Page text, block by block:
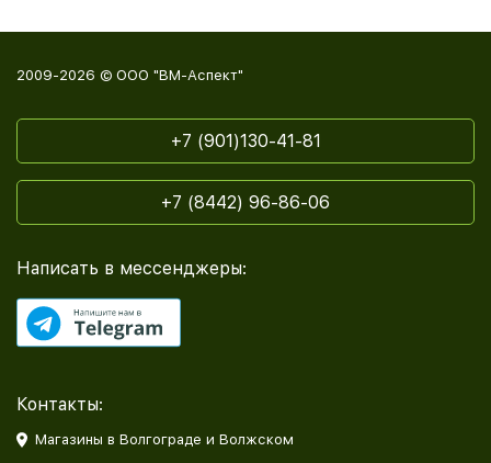
2009-2026 © ООО "ВМ-Аспект"
+7 (901)130-41-81
+7 (8442) 96-86-06
Написать в мессенджеры:
Контакты:
Магазины в Волгограде и Волжском